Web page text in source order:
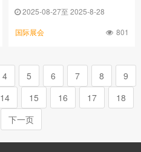
2025-08-27至 2025-8-28
国际展会 801
4 5 6 7 8
9
14 15 16 17
18
下一页